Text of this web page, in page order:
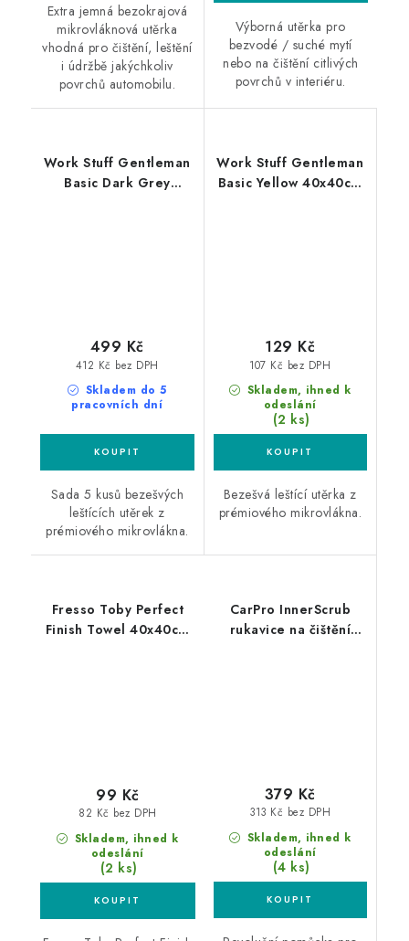
Extra jemná bezokrajová
mikrovláknová utěrka
vhodná pro čištění, leštění
i údržbě jakýchkoliv
povrchů automobilu.
Výborná utěrka pro
bezvodé / suché mytí
nebo na čištění citlivých
povrchů v interiéru.
Work Stuff Gentleman
Basic Dark Grey
Skladem do 5
pracovních dní
412 Kč bez DPH
499 Kč
Sada 5 kusů bezešvých
leštících utěrek z
prémiového mikrovlákna.
Work Stuff Gentleman
Basic Yellow 40x40cm
Skladem, ihned k
odeslání
(2 ks)
107 Kč bez DPH
129 Kč
Bezešvá leštící utěrka z
prémiového mikrovlákna.
Fresso Toby Perfect
Finish Towel 40x40cm
Skladem, ihned k
odeslání
(2 ks)
82 Kč bez DPH
99 Kč
CarPro InnerScrub
rukavice na čištění
Skladem, ihned k
odeslání
(4 ks)
313 Kč bez DPH
379 Kč